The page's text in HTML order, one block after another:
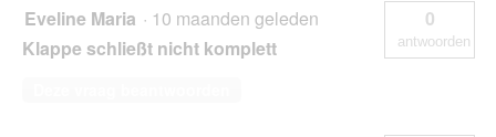
Eveline Maria · 10 maanden geleden
Klappe schließt nicht komplett
0
antwoorden